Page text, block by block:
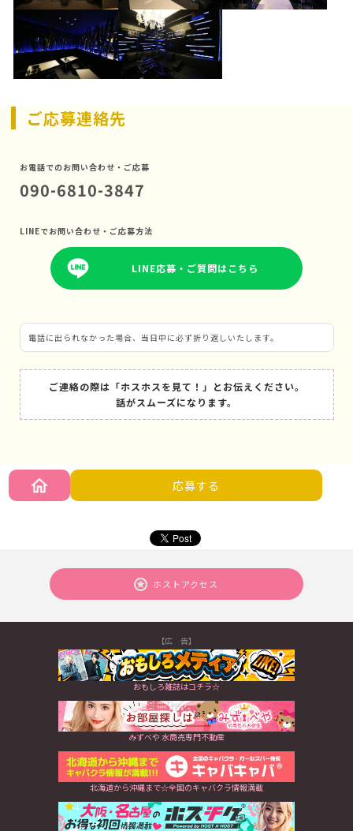
ご応募連絡先
お電話でのお問い合わせ・ご応募
090-6810-3847
LINEでお問い合わせ・ご応募方法
LINE応募・ご質問はこちら
電話に出られなかった場合、当日中に必ず折り返しいたします。
ご連絡の際は「ホスホスを見て！」とお伝えください。
話がスムーズになります。
応募する
ホストアクセス
【広 告】
おもしろ雑誌はコチラ☆
みずべや 水商売専門不動産
北海道から沖縄まで☆全国のキャバクラ情報満載